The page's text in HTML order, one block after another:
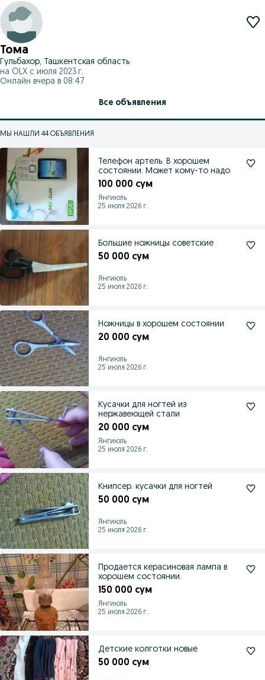
Тома
Гульбахор, Ташкентская область
на OLX с июля 2023 г.
Онлайн вчера в 08:47
Все объявления
МЫ НАШЛИ 44 ОБЪЯВЛЕНИЯ
Телефон артель. В хорошем
состоянии. Может кому-то надо
100 000 сум
Янгиюль
25 июля 2026 г.
Большие ножницы советские
50 000 сум
Янгиюль
25 июля 2026 г.
Ножницы в хорошем состоянии
20 000 сум
Янгиюль
25 июля 2026 г.
Кусачки для ногтей из
нержавеющей стали
20 000 сум
Янгиюль
25 июля 2026 г.
Книпсер. кусачки для ногтей
50 000 сум
Янгиюль
25 июля 2026 г.
Продается керасиновая лампа в
хорошем состоянии.
150 000 сум
Янгиюль
25 июля 2026 г.
Детские колготки новые
50 000 сум